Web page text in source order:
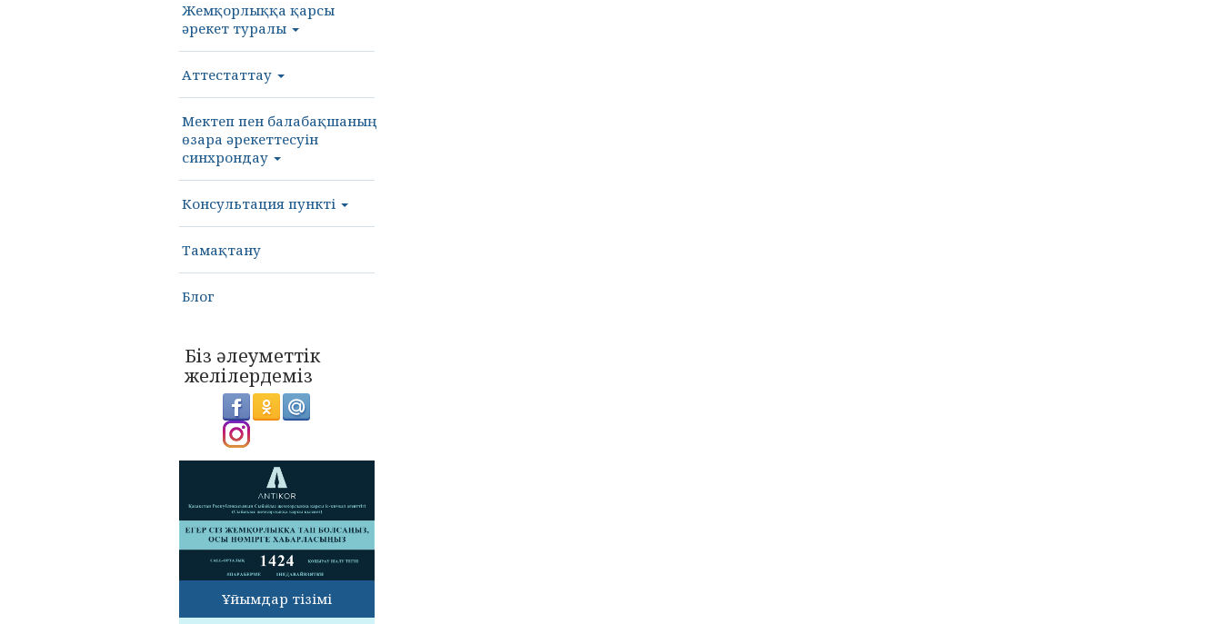
Жемқорлыққа қарсы
әрекет туралы
Аттестаттау
Мектеп пен балабақшаның
өзара әрекеттесуін
синхрондау
Консультация пункті
Тамақтану
Блог
Біз әлеуметтік
желілердеміз
Ұйымдар тізімі